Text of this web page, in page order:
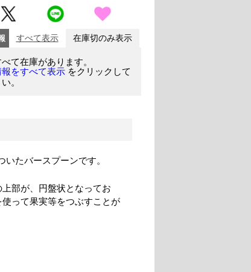
すべて表示 在庫切のみ表示
て在庫があります。
報をすべて表示 をクリックして
。
たバースプーンです。
部が、円盤状となってお
使って果実等をつぶすことが